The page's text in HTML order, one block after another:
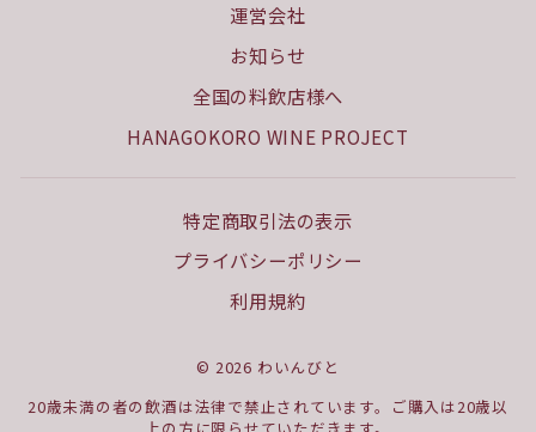
運営会社
お知らせ
全国の料飲店様へ
HANAGOKORO WINE PROJECT
特定商取引法の表示
プライバシーポリシー
利用規約
© 2026 わいんびと
20歳未満の者の飲酒は法律で禁止されています。ご購入は20歳以
上の方に限らせていただきます。